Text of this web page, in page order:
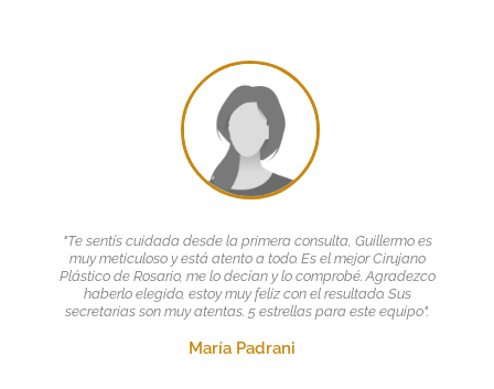
"Te sentís cuidada desde la primera consulta, Guillermo es
muy meticuloso y está atento a todo. Es el mejor Cirujano
Plástico de Rosario, me lo decían y lo comprobé. Agradezco
haberlo elegido, estoy muy feliz con el resultado. Sus
secretarias son muy atentas. 5 estrellas para este equipo".
María Padrani